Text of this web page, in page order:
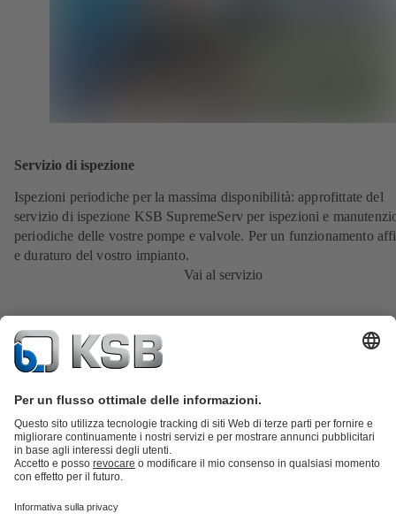
Servizio di ispezione
Ispezioni periodiche per la massima disponibilità: approfittate del
servizio di ispezione KSB SupremeServ per ispezioni e
periodiche delle vostre pompe e valvole. Per un funzionamento
e duraturo del vostro impianto.
Vai al servizio
Catalogo prodottiKSB SupremeServ: parti di ricambio